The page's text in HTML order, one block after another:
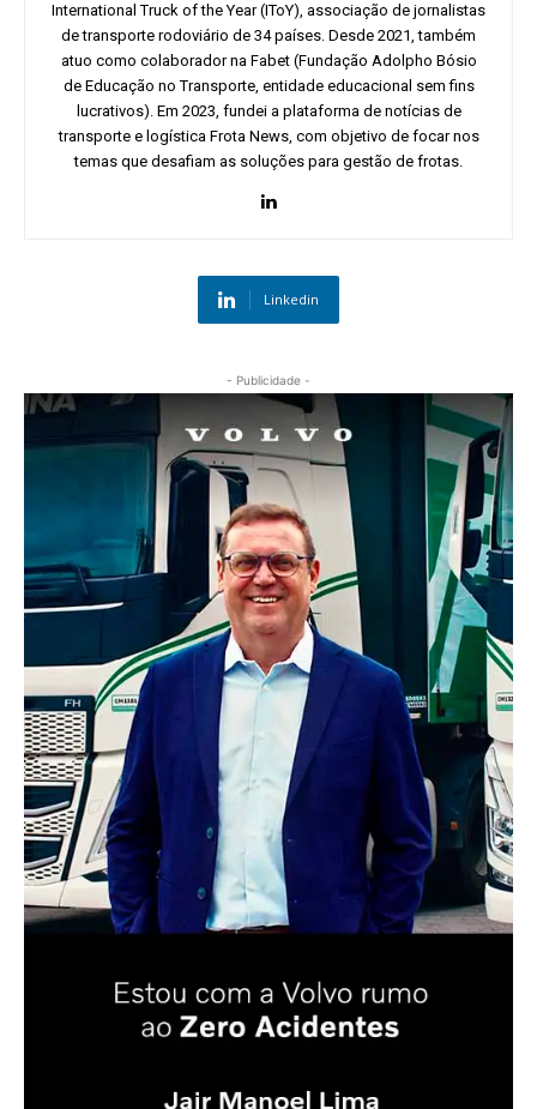
International Truck of the Year (IToY), associação de jornalistas
de transporte rodoviário de 34 países. Desde 2021, também
atuo como colaborador na Fabet (Fundação Adolpho Bósio
de Educação no Transporte, entidade educacional sem fins
lucrativos). Em 2023, fundei a plataforma de notícias de
transporte e logística Frota News, com objetivo de focar nos
temas que desafiam as soluções para gestão de frotas.
Linkedin
- Publicidade -